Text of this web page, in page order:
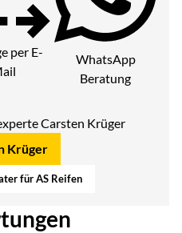
per E-
WhatsApp
Beratung
Krüger
für AS Reifen